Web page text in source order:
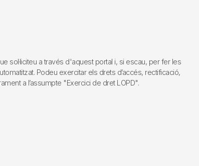
a través d'aquest portal i, si escau, per fer les
Podeu exercitar els drets d’accés, rectificació,
a l’assumpte "Exercici de dret LOPD".